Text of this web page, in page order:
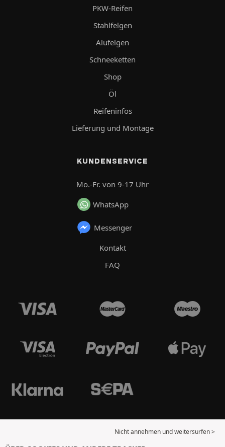
PKW-Reifen
Stahlfelgen
Alufelgen
Schneeketten
Shop
Öl
Reifeninfos
Lieferung und Montage
KUNDENSERVICE
Mo.-Fr. von 9-17 Uhr
WhatsApp
Messenger
Kontakt
FAQ
Nicht annehmen und weitersurfen >